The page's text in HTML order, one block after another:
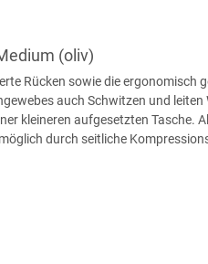
(oliv)
Rücken sowie die
auch Schwitzen und
kleineren aufgesetzten Tasche.
durch seitliche